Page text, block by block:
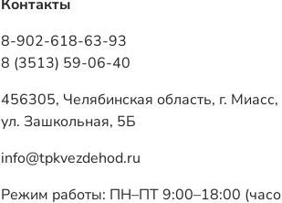
info@tpkvezdehod.ru
Режим работы: ПН–ПТ 9:00–18:00
мск +2)